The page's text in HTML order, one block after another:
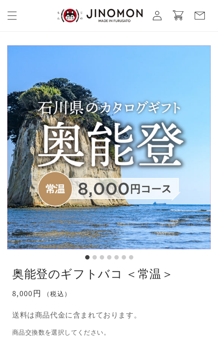
ンツに
進む
グ
イ
ー
奥能登のギフトバコ ＜常温＞
通
価
格
8,000円 （税込）
送料は商品代金に含まれております。
商品交換数を選択してください。